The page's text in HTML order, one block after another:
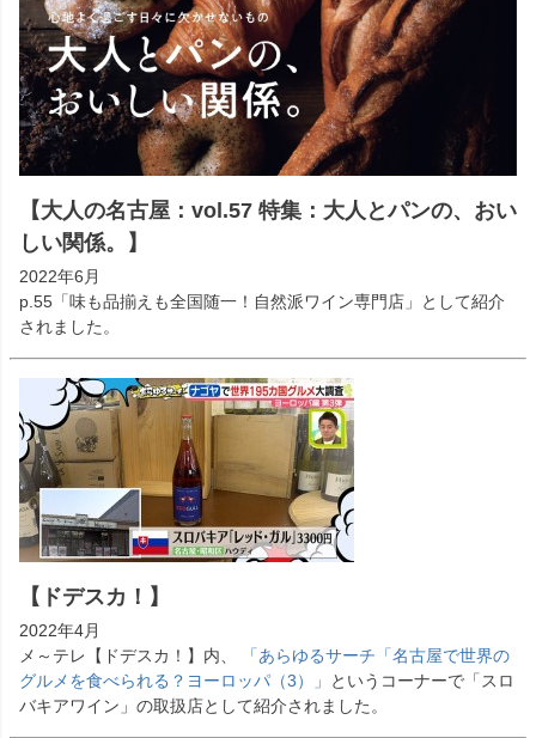
【大人の名古屋：vol.57 特集：大人とパンの、おい
しい関係。】
2022年6月
p.55「味も品揃えも全国随一！自然派ワイン専門店」として紹介
されました。
【ドデスカ！】
2022年4月
メ～テレ【ドデスカ！】内、
「あらゆるサーチ「名古屋で世界の
グルメを食べられる？ヨーロッパ（3）」
というコーナーで「スロ
バキアワイン」の取扱店として紹介されました。